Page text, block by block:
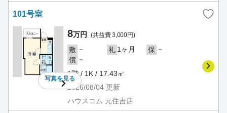
101号室
写真を見る
8万円 (共益費 3,000円)
敷 － 礼 1ヶ月 保 －
償 －
1階 / 1K / 17.43㎡
2026/08/04 更新
ハウスコム 元住吉店